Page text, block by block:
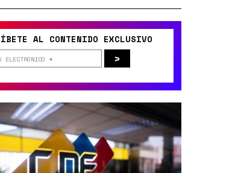
AL CONTENIDO EXCLUSIVO
>